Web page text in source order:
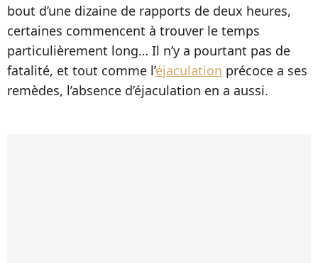
bout d’une dizaine de rapports de deux heures,
certaines commencent à trouver le temps
particulièrement long… Il n’y a pourtant pas de
fatalité, et tout comme l’éjaculation précoce a ses
remèdes, l’absence d’éjaculation en a aussi.